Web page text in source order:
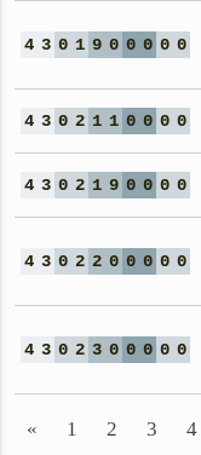
4 3 0 1 9 0 0 0 0 0
4 3 0 2 1 1 0 0 0 0
4 3 0 2 1 9 0 0 0 0
4 3 0 2 2 0 0 0 0 0
4 3 0 2 3 0 0 0 0 0
« 1 2 3 4